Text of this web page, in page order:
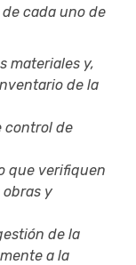
cada uno de
materiales y,
de la
control de
que verifiquen
y
de la
a la